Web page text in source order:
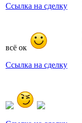
Ссылка на сделку
всё ок
Ссылка на сделку